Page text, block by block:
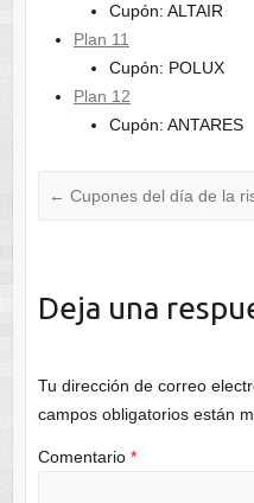
Cupón: ALTAIR
Plan 11
Cupón: POLUX
Plan 12
Cupón: ANTARES
← Cupones del día de la
Deja una
Tu dirección de correo
campos obligatorios están
Comentario *